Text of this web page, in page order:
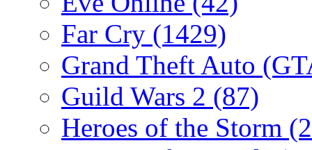
Far Cry (1429)
Grand Theft Auto
Guild Wars 2 (87)
Heroes of the Storm